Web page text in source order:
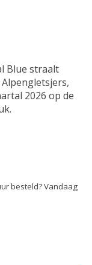
Blue straalt
2026 op de
besteld? Vandaag